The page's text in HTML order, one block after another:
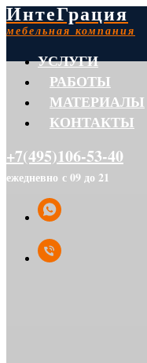
ИнтеГрация
мебельная компания
УСЛУГИ
РАБОТЫ
МАТЕРИАЛЫ
КОНТАКТЫ
+7(495)106-53-40
ежедневно с 09 до 21